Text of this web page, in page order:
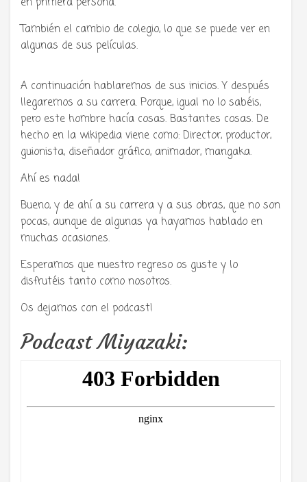
También el cambio de colegio, lo que se puede ver en
algunas de sus películas.
A continuación hablaremos de sus inicios. Y después
llegaremos a su carrera. Porque, igual no lo sabéis,
pero este hombre hacía cosas. Bastantes cosas. De
hecho en la wikipedia viene como: Director, productor,
guionista, diseñador gráfico, animador, mangaka.
Ahí es nada!
Bueno, y de ahí a su carrera y a sus obras, que no son
pocas, aunque de algunas ya hayamos hablado en
muchas ocasiones.
Esperamos que nuestro regreso os guste y lo
disfrutéis tanto como nosotros.
Os dejamos con el podcast!
Podcast Miyazaki: